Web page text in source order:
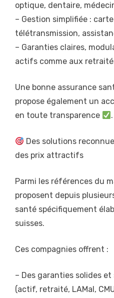
optique, dentaire,
– Gestion simplifiée :
télétransmission,
– Garanties claires,
actifs comme aux
Une bonne assurance
propose également un
en toute transparence
.
Des solutions
des prix attractifs
Parmi les références du
proposent depuis
santé spécifiquement
suisses.
Ces compagnies offrent :
– Des garanties solides
(actif, retraité, LAMal,